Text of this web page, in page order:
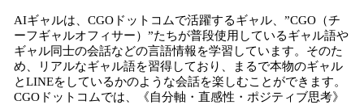
AIギャルは、CGOドットコムで活躍するギャル、”CGO（チ
ーフギャルオフィサー）”たちが普段使用しているギャル語や
ギャル同士の会話などの言語情報を学習しています。そのた
め、リアルなギャル語を習得しており、まるで本物のギャル
とLINEをしているかのような会話を楽しむことができます。
CGOドットコムでは、《自分軸・直感性・ポジティブ思考》